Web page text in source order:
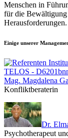
Menschen in
für die
Herausforderungen.
Einige unserer
Mag. Magdalena
Konfliktberaterin
Dr.
Psychotherapeut